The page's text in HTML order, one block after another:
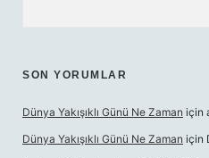
SON YORUMLAR
Dünya Yakışıklı Günü Ne Zaman için
Dünya Yakışıklı Günü Ne Zaman için